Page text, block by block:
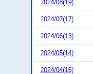
2024/08(19)
2024/07(17)
2024/06(13)
2024/05(14)
2024/04(16)